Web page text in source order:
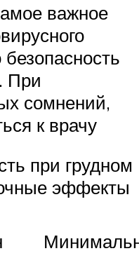
важное
При
сомнений,
к врачу
при грудном
эффекты